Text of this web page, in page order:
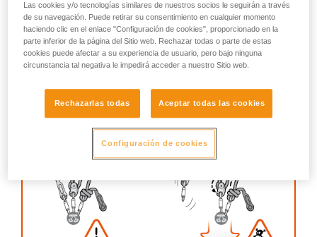
Las cookies y/o tecnologías similares de nuestros socios le seguirán a través
de su navegación. Puede retirar su consentimiento en cualquier momento
haciendo clic en el enlace "Configuración de cookies", proporcionado en la
parte inferior de la página del Sitio web. Rechazar todas o parte de estas
cookies puede afectar a su experiencia de usuario, pero bajo ninguna
circunstancia tal negativa le impedirá acceder a nuestro Sitio web.
Rechazarlas todas Aceptar todas las cookies
Configuración de cookies